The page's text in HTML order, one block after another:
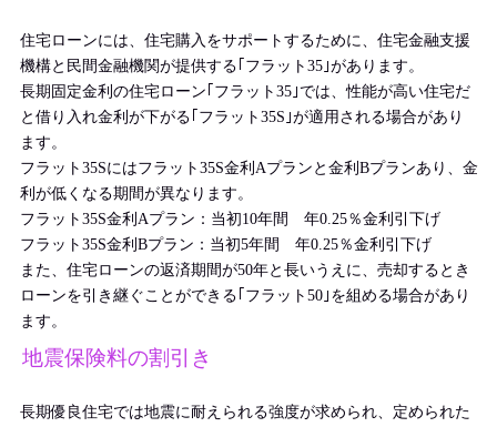
住宅ローンには、住宅購入をサポートするために、住宅金融支援
機構と民間金融機関が提供する｢フラット35｣があります。
長期固定金利の住宅ローン｢フラット35｣では、性能が高い住宅だ
と借り入れ金利が下がる｢フラット35S｣が適用される場合があり
ます。
フラット35Sにはフラット35S金利Aプランと金利Bプランあり、金
利が低くなる期間が異なります。
フラット35S金利Aプラン：当初10年間 年0.25％金利引下げ
フラット35S金利Bプラン：当初5年間 年0.25％金利引下げ
また、住宅ローンの返済期間が50年と長いうえに、売却するとき
ローンを引き継ぐことができる｢フラット50｣を組める場合があり
ます。
地震保険料の割引き
長期優良住宅では地震に耐えられる強度が求められ、定められた